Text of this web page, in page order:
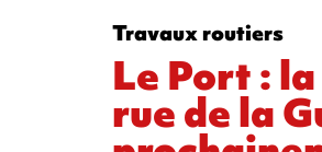
Travaux routiers
Le Port :
rue de la